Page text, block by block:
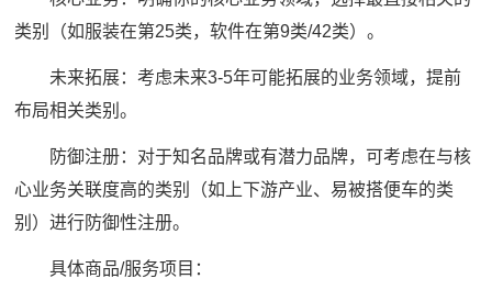
类别（如服装在第25类，软件在第9类/42类）。
未来拓展：考虑未来3-5年可能拓展的业务领域，提前
布局相关类别。
防御注册：对于知名品牌或有潜力品牌，可考虑在与核
心业务关联度高的类别（如上下游产业、易被搭便车的类
别）进行防御性注册。
具体商品/服务项目：